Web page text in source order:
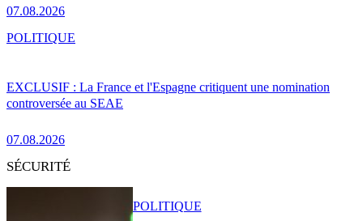
07.08.2026
EXCLUSIF : La France et l'Espagne critiquent une nomination
controversée au SEAE
07.08.2026
POLITIQUE
SÉCURITÉ
POLITIQUE